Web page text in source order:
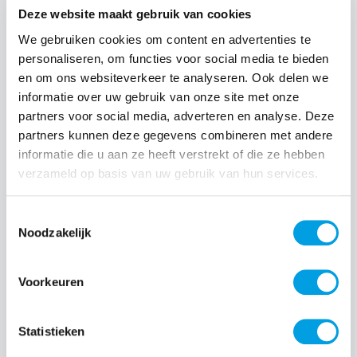
Deze website maakt gebruik van cookies
We gebruiken cookies om content en advertenties te
personaliseren, om functies voor social media te bieden
en om ons websiteverkeer te analyseren. Ook delen we
informatie over uw gebruik van onze site met onze
partners voor social media, adverteren en analyse. Deze
partners kunnen deze gegevens combineren met andere
informatie die u aan ze heeft verstrekt of die ze hebben
verzameld op basis van uw gebruik van hun services.
Noodzakelijk
Voorkeuren
Statistieken
compacte adapter ondersteunt Super Fast Charging tot
maximaal 60 W en is universeel inzetbaar voor telefoons,
tablets, wearables en zelfs Galaxy Books. Snelle,
betrouwbare top‑power: Super Fast Charging 2.0 tot 60 W,
met PD 3.1 en PDO/PPS output. Perfect voor snelle boost als
je weinig tijd hebt. Veilig opladen: bescherming tegen
overstroom, kortsluiting en hoge temperatuur zodat je
apparaten veilig blijven Efficiënt in standby: verbruikt minder
dan 5 mW wanneer je hem niet gebruikt
€ 52,99
Apple USB-C naar USB-C kabel geweven 2m 240W wit
Deze Apple 2 meter lange geweven oplaadkabel heeft aan